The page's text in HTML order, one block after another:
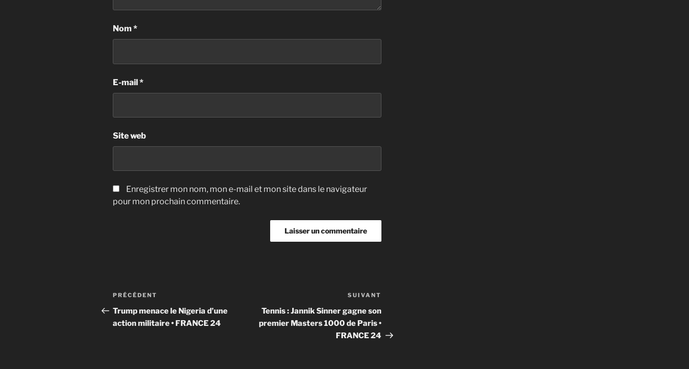
Nom *
E-mail*
Site web
Enregistrer mon nom, mon e-mail et mon site dans le navigateur
pour mon prochain commentaire.
Navigation
de
l’article
Article
précédent
PRÉCÉDENT
Trump menace le Nigeria d’une
action militaire • FRANCE 24
suivant
SUIVANT
Tennis : Jannik Sinner gagne son
premier Masters 1000 de Paris •
FRANCE 24